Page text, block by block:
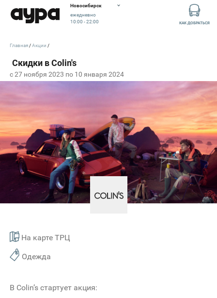
Новосибирск
ежедневно
10:00 - 22:00
КАК ДОБРАТЬСЯ
c 27 ноября 2023 по 10 января 2024
На карте ТРЦ
Одежда
Главная Акции
В Сolin’s стартует акция: